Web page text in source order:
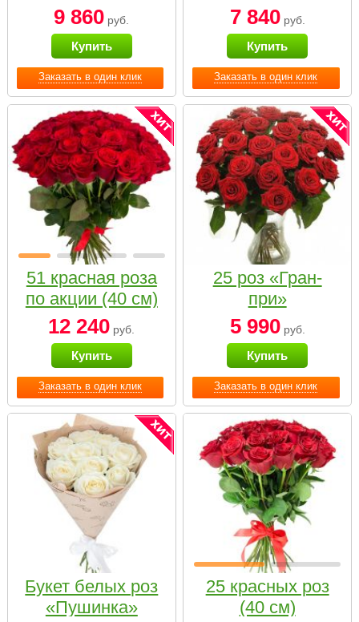
Заказать в один клик
9 860 руб.
Купить
Заказать в один клик
7 840руб.
Купить
Заказать в один клик
51 красная роза
по акции (40 см)
12 240 руб.
Купить
Заказать в один клик
25 роз «Гран-
при»
5 990руб.
Купить
Букет белых роз
«Пушинка»
25 красных роз
(40 см)